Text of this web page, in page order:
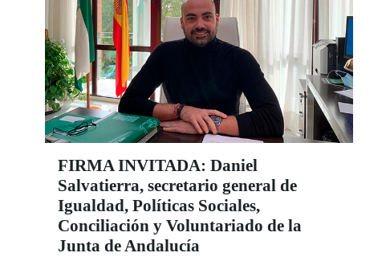
FIRMA INVITADA: Daniel
Salvatierra, secretario general de
Igualdad, Políticas Sociales,
Conciliación y Voluntariado de la
Junta de Andalucía